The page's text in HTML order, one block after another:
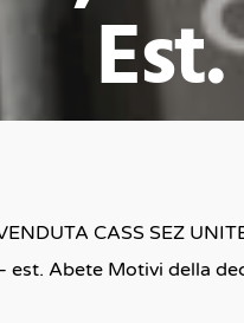
By
CASS SEZ
est. Abete Motivi della